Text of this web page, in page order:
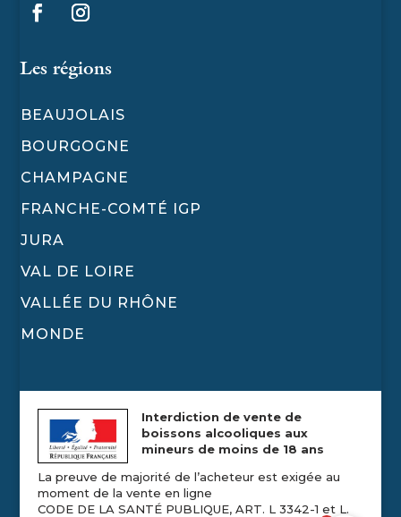
Les régions
BEAUJOLAIS
BOURGOGNE
CHAMPAGNE
FRANCHE-COMTÉ IGP
JURA
VAL DE LOIRE
VALLÉE DU RHÔNE
MONDE
Interdiction de vente de
boissons alcooliques aux
mineurs de moins de 18 ans
La preuve de majorité de l’acheteur est exigée au
moment de la vente en ligne
CODE DE LA SANTÉ PUBLIQUE, ART. L 3342-1 et L.